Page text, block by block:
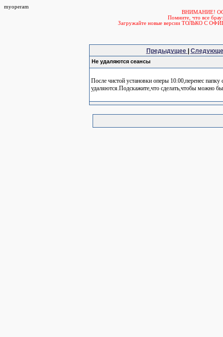
myoperam
ВНИМАНИЕ!
Помните, что все
Загружайте новые версии ТОЛЬКО С
Предыдущее
Не удаляются сеансы
После чистой установки оперы 10.00,перенес
удаляются.Подскажите,что сделать,чтобы можно